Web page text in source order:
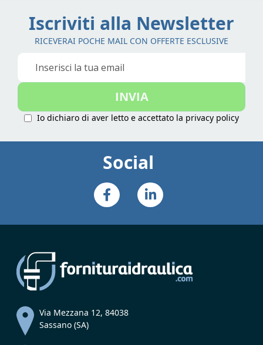
Iscriviti alla Newsletter
RICEVERAI POCHE MAIL CON OFFERTE ESCLUSIVE
Iscriviti
nostra
INVIA
Io dichiaro di aver letto e accettato la privacy policy
Social
Via Mezzana 12, 84038
Sassano (SA)